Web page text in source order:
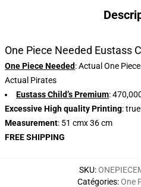
One Piece Needed Eustass
One Piece Needed: Actual One
Actual Pirates
Eustass Child’s Premium:
Excessive High quality Printing:
Measurement: 51 cmx 36 cm
FREE SHIPPING
SKU:
Catégories:One